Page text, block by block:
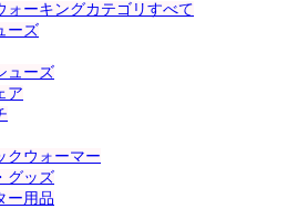
ォーキングカテゴリすべて
ーズ
ューズ
ア
クウォーマー
グッズ
ー用品